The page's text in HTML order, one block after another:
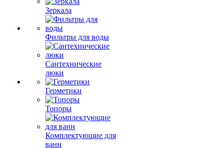
Зеркала
Фильтры для воды
Сантехнические
люки
Герметики
Топоры
Комплектующие для
ванн